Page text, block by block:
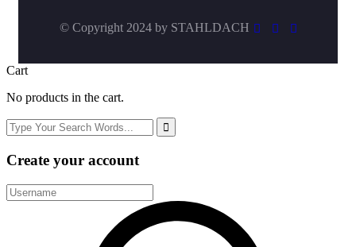
© Copyright 2024 by STAHLDACH
Cart
No products in the cart.
Create your account